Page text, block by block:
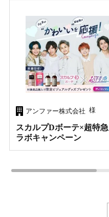
アンファー株式会社 様
スカルプDボーテ×超特
ラボキャンペーン